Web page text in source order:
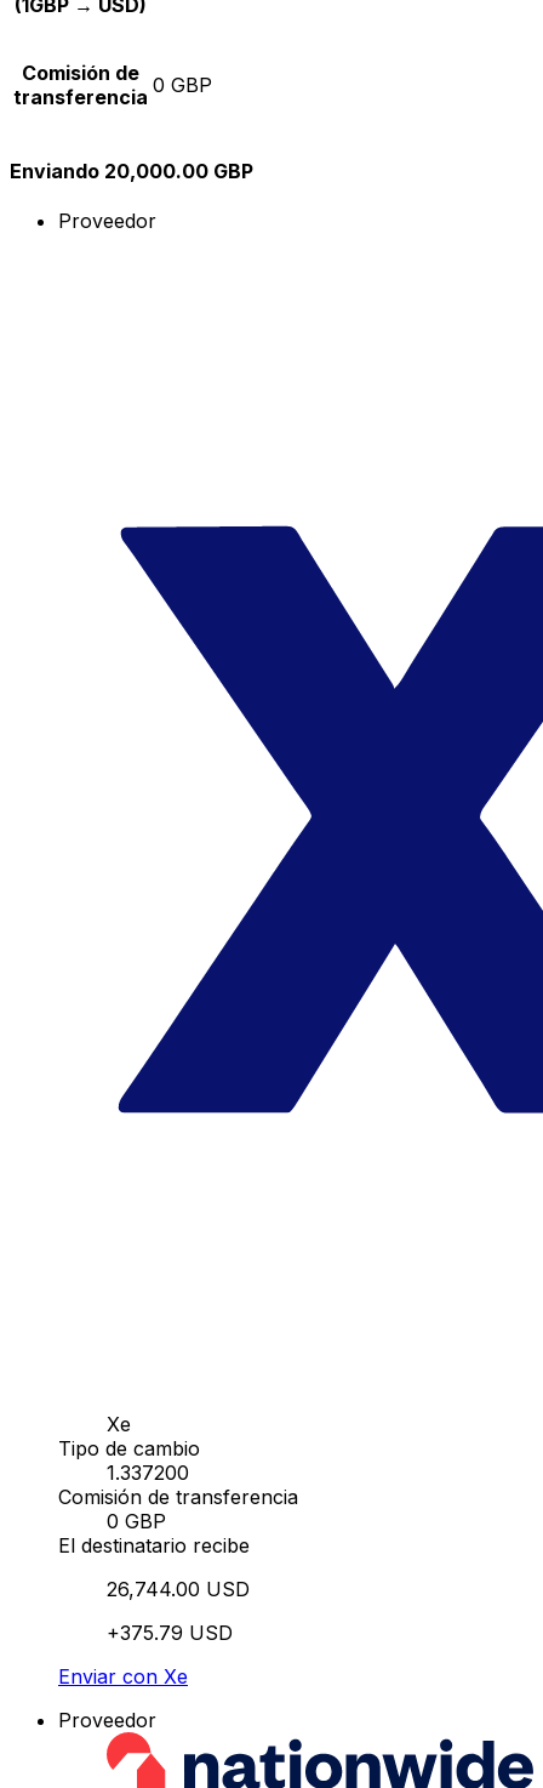
(1GBP → USD)
Comisión de
transferencia 0 GBP
Enviando 20,000.00 GBP
Proveedor
Xe
Tipo de cambio
1.337200
Comisión de transferencia
0 GBP
El destinatario recibe
26,744.00 USD
+375.79 USD
Enviar con Xe
Proveedor